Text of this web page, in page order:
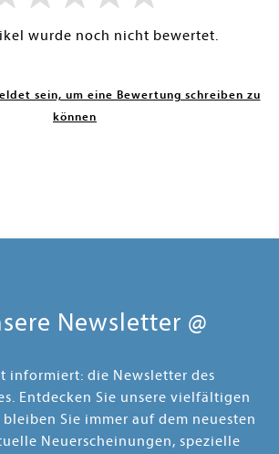
wurde noch nicht bewertet.
sein, um eine Bewertung schreiben zu
können
Newsletter @
informiert: die Newsletter des
Entdecken Sie unsere vielfältigen
Sie immer auf dem neuesten
Neuerscheinungen, spezielle